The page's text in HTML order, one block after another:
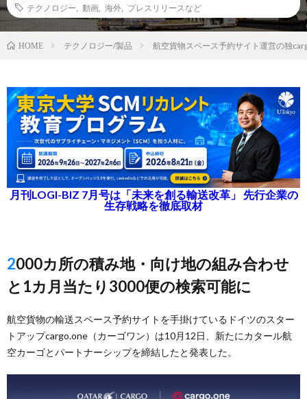
テクノロジー
動画 海外 プレスリリースなど
HOME テクノロジー/製品 航空貨物スペース予約サイト運営の独
月刊LOGI-BIZ 7月号は「未来を創る輸送改革」 先行企業の
生存戦略を徹底取材
2000カ所の積み地・向け地の組み合わせ
と1カ月当たり3000便の検索可能に
航空貨物の輸送スペース予約サイトを手掛けているドイツのスター
トアップcargo.one（カーゴワン）は10月12日、新たにカタール航
空カーゴとパートナーシップを締結したと発表した。